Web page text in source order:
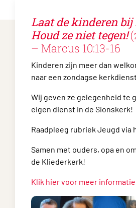
Laat de kinderen
Houd ze niet tegen!
– Marcus 10:13-16
Kinderen zijn meer dan
naar een zondagse kerkdienst.
Wij geven ze gelegenheid te
eigen dienst in de Sionskerk!
Raadpleeg rubriek Jeugd via
Samen met ouders, opa en
de Kliederkerk!
Klik hier voor meer informatie